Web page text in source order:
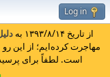
Log in
از تاریخ ۱۳۹۳/۸/۱۴ به
مهاجرت کرده‌ایم؛ از این
است. لطفاً برای